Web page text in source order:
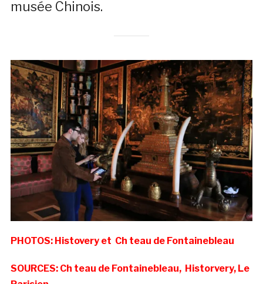
musée Chinois.
PHOTOS: Histovery et Ch teau de Fontainebleau
SOURCES: Ch teau de Fontainebleau, Historvery, Le